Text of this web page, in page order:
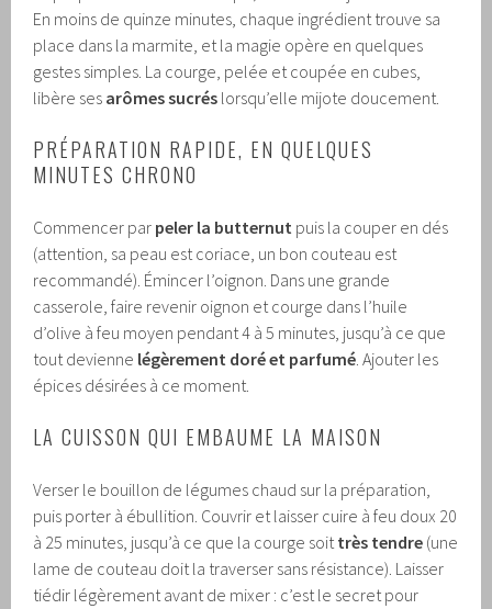
En moins de quinze minutes, chaque ingrédient trouve sa
place dans la marmite, et la magie opère en quelques
gestes simples. La courge, pelée et coupée en cubes,
libère ses arômes sucrés lorsqu’elle mijote doucement.
PRÉPARATION RAPIDE, EN QUELQUES
MINUTES CHRONO
Commencer par peler la butternut puis la couper en dés
(attention, sa peau est coriace, un bon couteau est
recommandé). Émincer l’oignon. Dans une grande
casserole, faire revenir oignon et courge dans l’huile
d’olive à feu moyen pendant 4 à 5 minutes, jusqu’à ce que
tout devienne légèrement doré et parfumé. Ajouter les
épices désirées à ce moment.
LA CUISSON QUI EMBAUME LA MAISON
Verser le bouillon de légumes chaud sur la préparation,
puis porter à ébullition. Couvrir et laisser cuire à feu doux 20
à 25 minutes, jusqu’à ce que la courge soittrès tendre (une
lame de couteau doit la traverser sans résistance). Laisser
tiédir légèrement avant de mixer : c’est le secret pour